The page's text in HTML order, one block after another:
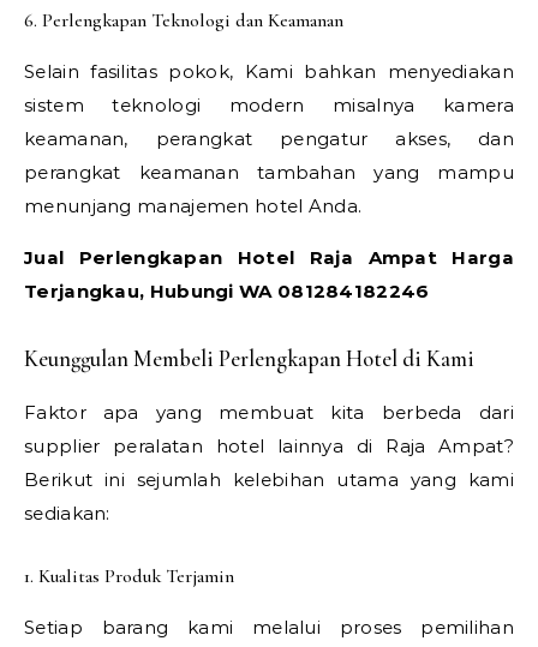
6. Perlengkapan Teknologi dan Keamanan
Selain fasilitas pokok, Kami bahkan menyediakan
sistem teknologi modern misalnya kamera
keamanan, perangkat pengatur akses, dan
perangkat keamanan tambahan yang mampu
menunjang manajemen hotel Anda.
Jual Perlengkapan Hotel Raja Ampat Harga
Terjangkau, Hubungi WA 081284182246
Keunggulan Membeli Perlengkapan Hotel di Kami
Faktor apa yang membuat kita berbeda dari
supplier peralatan hotel lainnya di Raja Ampat?
Berikut ini sejumlah kelebihan utama yang kami
sediakan:
1. Kualitas Produk Terjamin
Setiap barang kami melalui proses pemilihan